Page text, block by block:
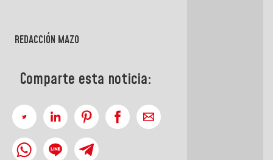
REDACCIÓN MAZO
Comparte esta noticia: